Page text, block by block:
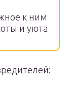
к ним
и уюта